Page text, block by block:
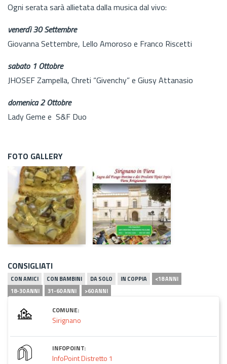
Ogni serata sarà allietata dalla musica dal vivo:
venerdì 30 Settembre
Giovanna Settembre, Lello Amoroso e Franco Riscetti
sabato 1 Ottobre
JHOSEF Zampella, Chreti “Givenchy” e Giusy Attanasio
domenica 2 Ottobre
Lady Geme e S&F Duo
FOTO GALLERY
CONSIGLIATI
CON AMICI CON BAMBINI DA SOLO IN COPPIA
<18 ANNI
18-30 ANNI
31-60 ANNI >60 ANNI
COMUNE:
Sirignano
INFOPOINT:
InfoPoint Distretto 1